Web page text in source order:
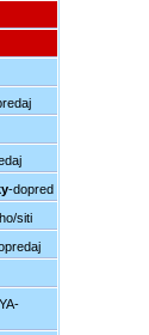
-dopred
siti